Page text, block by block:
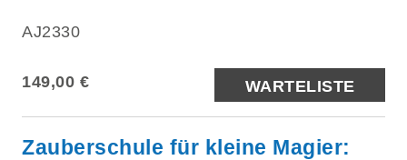
AJ2330
149,00 € WARTELISTE
Zauberschule für kleine Magier: